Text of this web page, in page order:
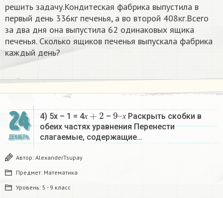
решить задачу.Кондитеская фабрика выпустила в
первый день 336кг печенья, а во второй 408кг.Всего
за два дня она выпустила 62 одинаковых ящика
печенья. Сколько ящиков печенья выпускала фабрика
каждый день?
24
ДЕКАБРЬ
4) 5х – 1 = 4х
х+2
– х
9–
х
Раскрыть скобки в
обеих частях уравнения Перенести
слагаемые, содержащие…
Автор: AlexanderTsupay
Предмет: Математика
Уровень: 5 - 9 класс